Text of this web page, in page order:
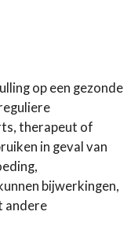
op een gezonde
therapeut of
in geval van
bijwerkingen,
andere